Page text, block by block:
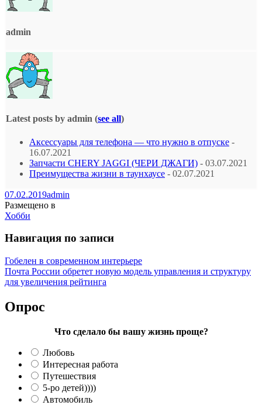
admin
Latest posts by admin (see all)
Аксессуары для телефона — что нужно в отпуске -
16.07.2021
Запчасти CHERY JAGGI (ЧЕРИ ДЖАГИ) - 03.07.2021
Преимущества жизни в таунхаусе - 02.07.2021
07.02.2019admin
Размещено в
Хобби
Навигация по записи
Гобелен в современном интерьере
Почта России обретет новую модель управления и структуру
для увеличения рейтинга
Опрос
Что сделало бы вашу жизнь проще?
Любовь
Интересная работа
Путешествия
5-ро детей))))
Автомобиль